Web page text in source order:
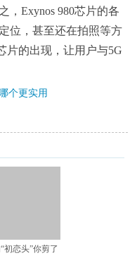
，Exynos 980芯片的各
位，甚至还在拍照等方
片的出现，让用户与5G
个更实用
初恋头”你剪了